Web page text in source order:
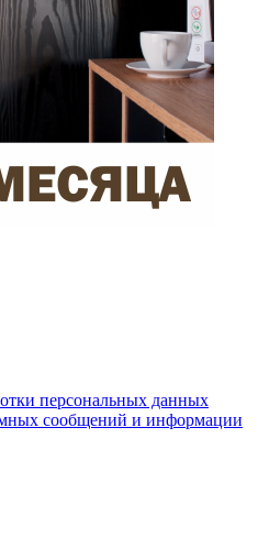
персональных данных
сообщений и информации